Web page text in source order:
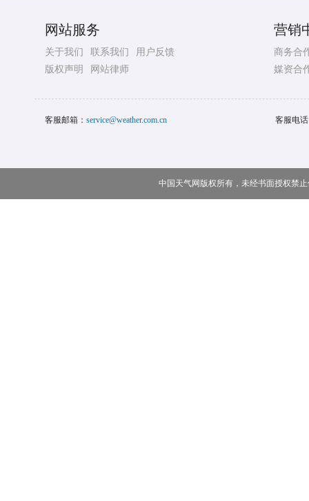
网站服务
关于我们 联系我们
用户反馈
版权声明
网站律师
营销
商务合
媒资合
客服邮箱： service@weather.com.cn 客服电
中国天气网版权所有，未经书面授权